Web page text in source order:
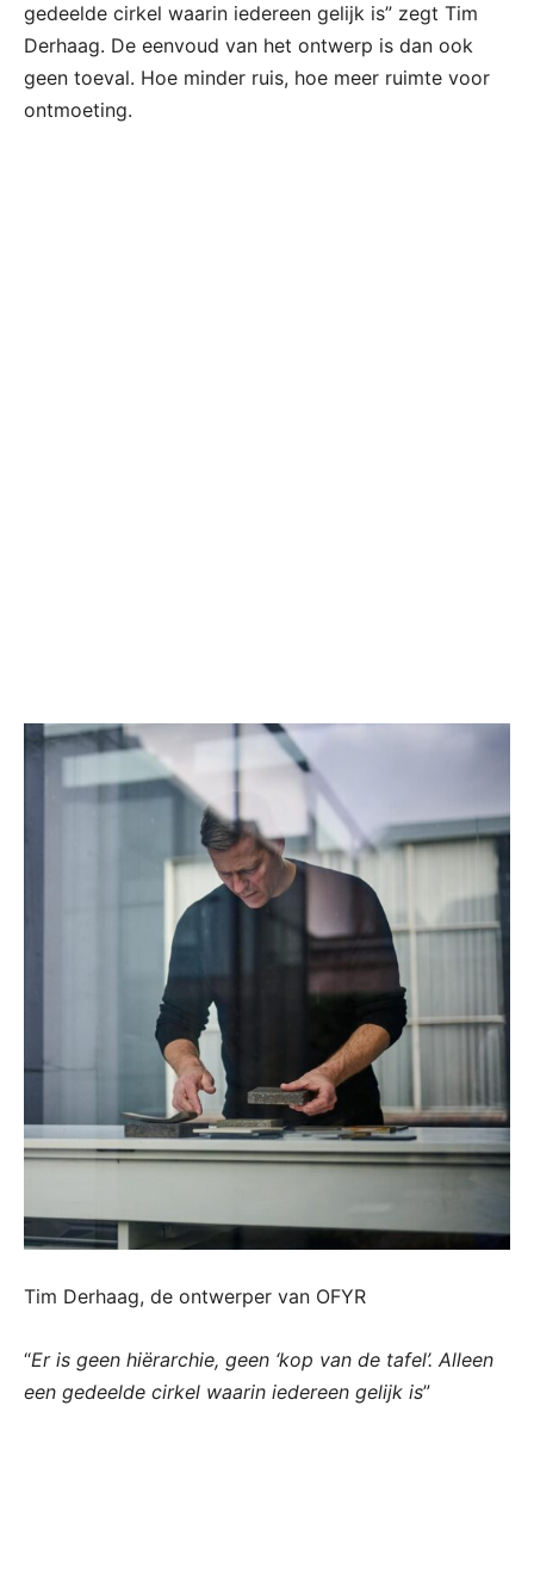
gedeelde cirkel waarin iedereen gelijk is” zegt Tim
Derhaag. De eenvoud van het ontwerp is dan ook
geen toeval. Hoe minder ruis, hoe meer ruimte voor
ontmoeting.
Tim Derhaag, de ontwerper van OFYR
“Er is geen hiërarchie, geen ‘kop van de tafel’. Alleen
een gedeelde cirkel waarin iedereen gelijk is”